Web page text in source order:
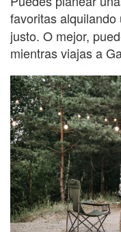
favoritas alquilando
justo. O mejor,
mientras viajas a